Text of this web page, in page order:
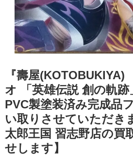
『壽屋
オ ​「英雄伝説 ​創の軌跡
PVC製塗装済み完成品
い取りさせていただき
太郎王国 習志野店の買
せします】